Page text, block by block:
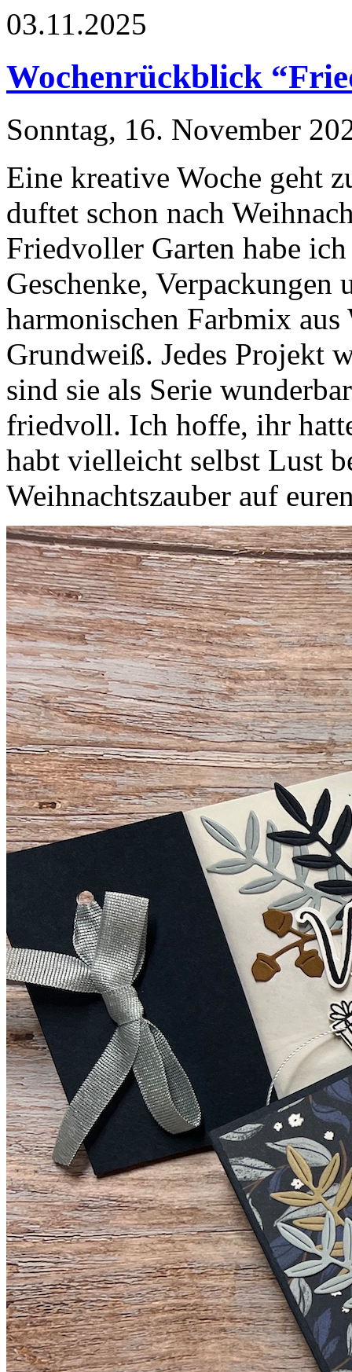
03.11.2025
Wochenrückblick
Sonntag, 16. November
Eine kreative Woche geht
duftet schon nach
Friedvoller Garten habe
Geschenke,
harmonischen Farbmix
Grundweiß. Jedes Projekt
sind sie als Serie
friedvoll. Ich hoffe, ihr
habt vielleicht selbst Lust
Weihnachtszauber auf